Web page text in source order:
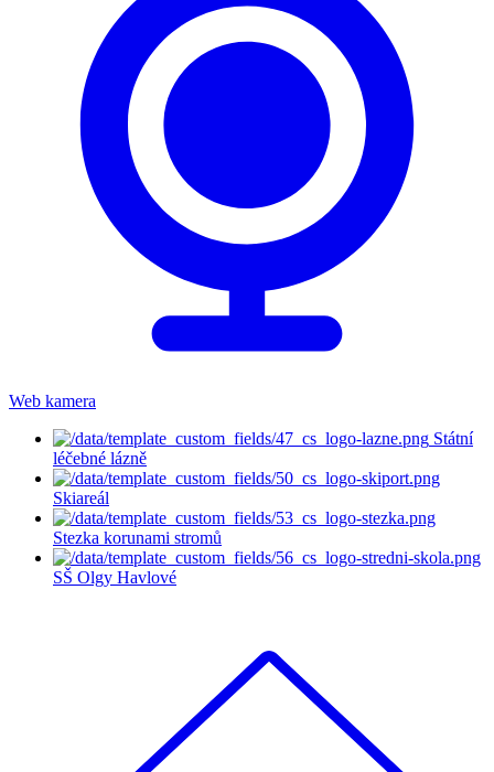
Web kamera
Státní
léčebné lázně
Skiareál
Stezka korunami stromů
SŠ Olgy Havlové